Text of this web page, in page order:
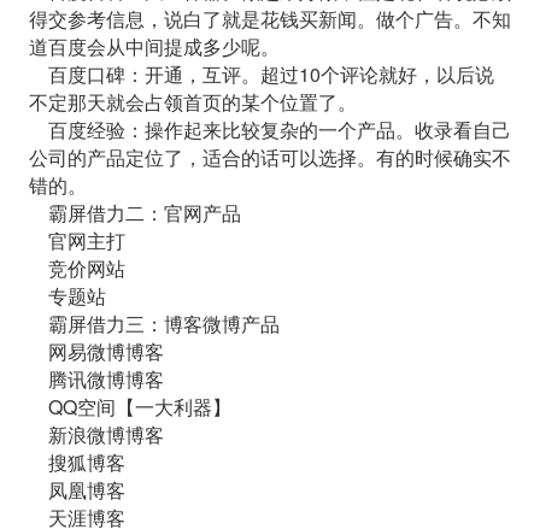
得交参考信息，说白了就是花钱买新闻。做个广告。不知
道百度会从中间提成多少呢。
百度口碑：开通，互评。超过10个评论就好，以后说
不定那天就会占领首页的某个位置了。
百度经验：操作起来比较复杂的一个产品。收录看自己
公司的产品定位了，适合的话可以选择。有的时候确实不
错的。
霸屏借力二：官网产品
官网主打
竞价网站
专题站
霸屏借力三：博客微博产品
网易微博博客
腾讯微博博客
QQ空间【一大利器】
新浪微博博客
搜狐博客
凤凰博客
天涯博客